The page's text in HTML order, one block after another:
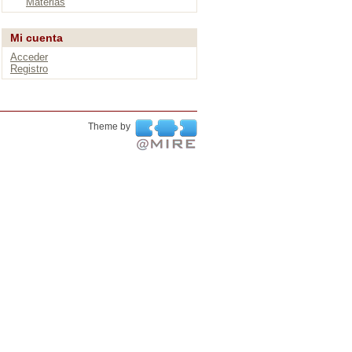
Mi cuenta
Acceder
Registro
Theme by